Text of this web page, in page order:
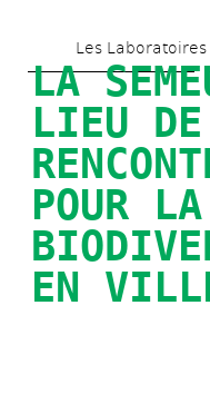
to
main
content
Les
LA
LIEU DE
POUR LA
EN